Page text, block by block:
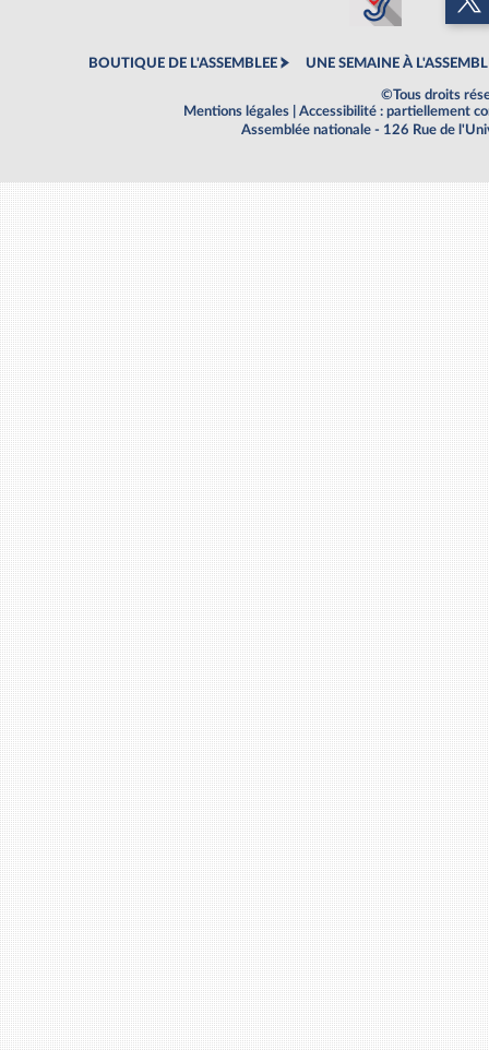
BOUTIQUE DE L'ASSEMBLEE UNE SEMAINE À
©Tous droits
Mentions légales
Accessibilité : partiellement
Assemblée nationale - 126 Rue de